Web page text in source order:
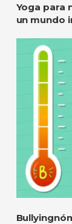
Yoga para
un mundo